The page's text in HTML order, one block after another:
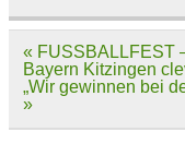
Beitragsnavigation
« FUSSBALLFEST
Bayern Kitzingen
„Wir gewinnen bei
»